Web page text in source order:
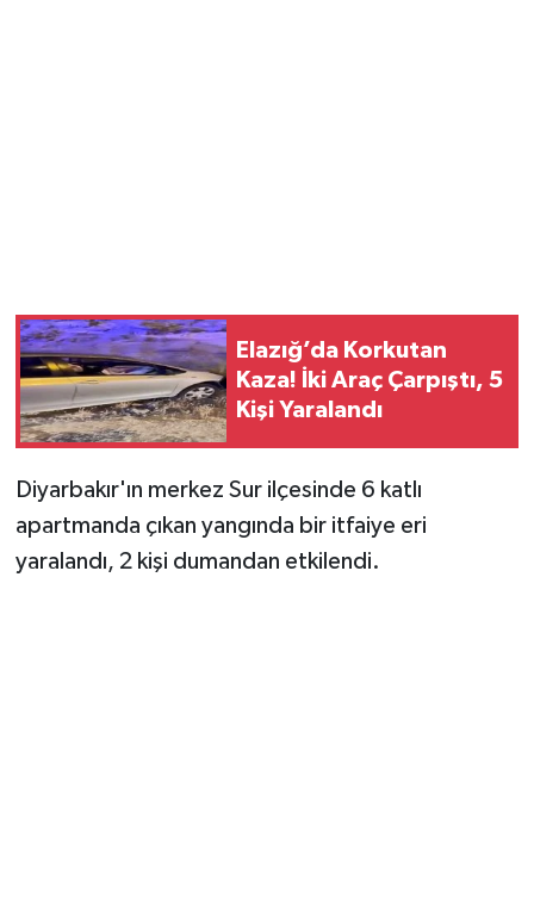
Elazığ’da Korkutan
Kaza! İki Araç Çarpıştı, 5
Kişi Yaralandı
Diyarbakır'ın merkez Sur ilçesinde 6 katlı
apartmanda çıkan yangında bir itfaiye eri
yaralandı, 2 kişi dumandan etkilendi.